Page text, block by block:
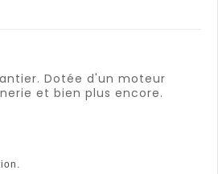
Dotée d'un moteur
et bien plus encore.